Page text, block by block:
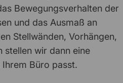
Bewegungsverhalten der
und das Ausmaß an
Stellwänden, Vorhängen,
stellen wir dann eine
Büro passt.